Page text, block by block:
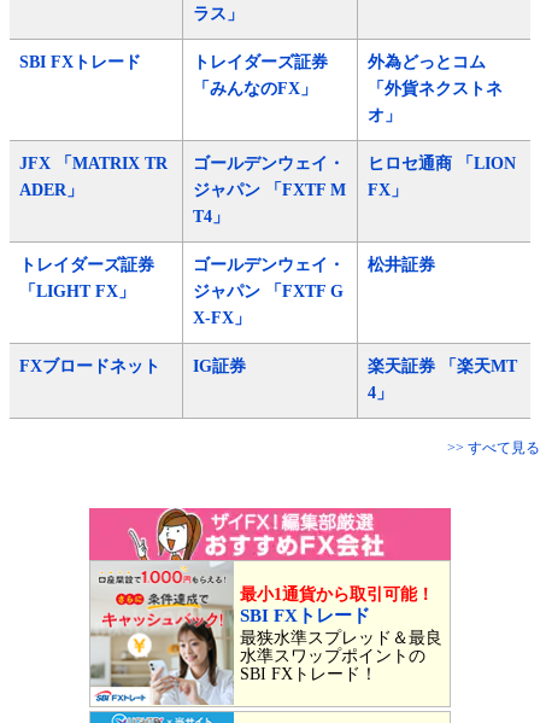
ラス」
SBI FXトレード
トレイダーズ証券
「みんなのFX」
外為どっとコム
「外貨ネクストネ
オ」
JFX 「MATRIX TR
ADER」
ゴールデンウェイ・
ジャパン 「FXTF M
T4」
ヒロセ通商 「LION
FX」
トレイダーズ証券
「LIGHT FX」
ゴールデンウェイ・
ジャパン 「FXTF G
X-FX」
松井証券
FXブロードネット IG証券
楽天証券 「楽天MT
4」
>> すべて見る
最小1通貨から取引可能！
SBI FXトレード
最狭水準スプレッド＆最良
水準スワップポイントの
SBI FXトレード！